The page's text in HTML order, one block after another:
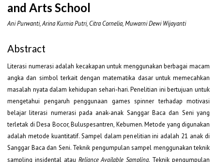
and Arts School
Ani Purwanti, Arina Kurnia Putri, Citra Cornelia, Muwarni Dewi Wijayanti
Abstract
Literasi numerasi adalah kecakapan untuk menggunakan berbagai macam
angka dan simbol terkait dengan matematika dasar untuk memecahkan
masalah nyata dalam kehidupan sehari-hari. Penelitian ini bertujuan untuk
mengetahui pengaruh penggunaan games spinner terhadap motivasi
belajar literasi numerasi pada anak-anak Sanggar Baca dan Seni yang
terletak di Desa Bocor, Buluspesantren, Kebumen. Metode yang digunakan
adalah metode kuantitatif. Sampel dalam penelitian ini adalah 21 anak di
Sanggar Baca dan Seni. Teknik pengumpulan sampel menggunakan teknik
sampling insidental atau Reliance Available Sampling. Teknik pengumpulan